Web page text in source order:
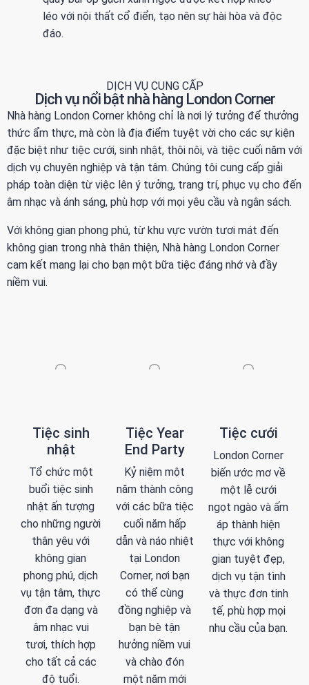
léo với nội thất cổ điển, tạo nên sự hài hòa và độc
đáo.
DỊCH VỤ CUNG CẤP
Dịch vụ nổi bật nhà hàng London Corner
Nhà hàng London Corner không chỉ là nơi lý tưởng để thưởng
thức ẩm thực, mà còn là địa điểm tuyệt vời cho các sự kiện
đặc biệt như tiệc cưới, sinh nhật, thôi nôi, và tiệc cuối năm với
dịch vụ chuyên nghiệp và tận tâm. Chúng tôi cung cấp giải
pháp toàn diện từ việc lên ý tưởng, trang trí, phục vụ cho đến
âm nhạc và ánh sáng, phù hợp với mọi yêu cầu và ngân sách.
Với không gian phong phú, từ khu vực vườn tươi mát đến
không gian trong nhà thân thiện, Nhà hàng London Corner
cam kết mang lại cho bạn một bữa tiệc đáng nhớ và đầy
niềm vui.
Tiệc sinh
nhật
Tổ chức một
buổi tiệc sinh
nhật ấn tượng
cho những người
thân yêu với
không gian
phong phú, dịch
vụ tận tâm, thực
đơn đa dạng và
âm nhạc vui
tươi, thích hợp
cho tất cả các
độ tuổi.
Tiệc Year
End Party
Kỷ niệm một
năm thành công
với các bữa tiệc
cuối năm hấp
dẫn và náo nhiệt
tại London
Corner, nơi bạn
có thể cùng
đồng nghiệp và
bạn bè tận
hưởng niềm vui
và chào đón
một năm mới
Tiệc cưới
London Corner
biến ước mơ về
một lễ cưới
ngọt ngào và ấm
áp thành hiện
thực với không
gian tuyệt đẹp,
dịch vụ tận tình
và thực đơn tinh
tế, phù hợp mọi
nhu cầu của bạn.